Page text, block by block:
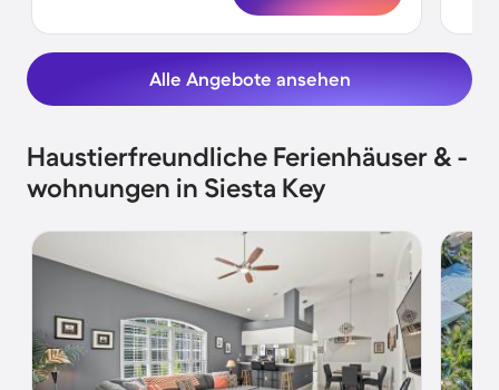
Alle Angebote ansehen
Haustierfreundliche Ferienhäuser & -
wohnungen in Siesta Key